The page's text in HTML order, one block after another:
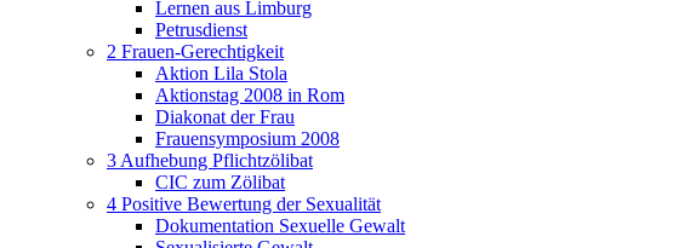
Lernen aus Limburg
Petrusdienst
2 Frauen-Gerechtigkeit
Aktion Lila Stola
Aktionstag 2008 in Rom
Diakonat der Frau
Frauensymposium 2008
3 Aufhebung Pflichtzölibat
CIC zum Zölibat
4 Positive Bewertung der Sexualität
Dokumentation Sexuelle Gewalt